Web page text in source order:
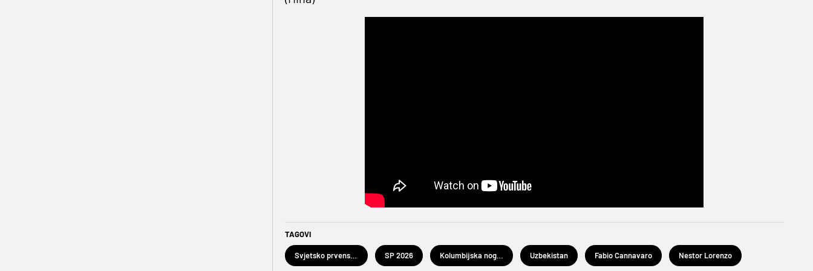
TAGOVI
Svjetsko prvenstvo u nogometu 2026. SP 2026 Kolumbijska nogometna reprezentacija Uzbekistan Fabio Cannavaro Nestor Lorenzo